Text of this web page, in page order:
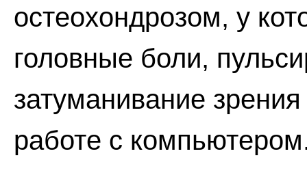
остеохондрозом, у
головные боли,
затуманивание
работе с